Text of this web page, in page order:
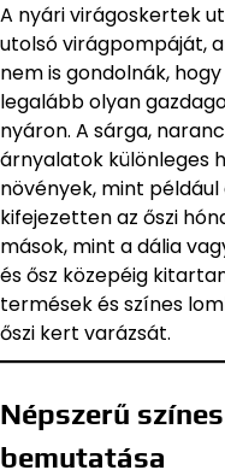
A nyári virágoskertek
utolsó virágpompáját,
nem is gondolnák,
legalább olyan
nyáron. A sárga,
árnyalatok különleges
növények, mint
kifejezetten az őszi
mások, mint a dália
és ősz közepéig
termések és színes
őszi kert varázsát.
Népszerű
bemutatása